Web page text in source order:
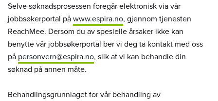
Selve søknadsprosessen foregår elektronisk via vår
jobbsøkerportal påwww.espira.no, gjennom tjenesten
ReachMee. Dersom du av spesielle årsaker ikke kan
benytte vår jobbsøkerportal ber vi deg ta kontakt med oss
på personvern@espira.no, slik at vi kan behandle din
søknad på annen måte.
Behandlingsgrunnlaget for vår behandling av